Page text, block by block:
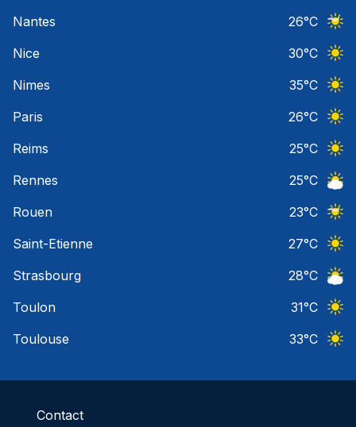
Nantes
26°C
Nice
30°C
Nimes
35°C
Paris
26°C
Reims
25°C
Rennes
25°C
Rouen
23°C
Saint-Etienne
27°C
Strasbourg
28°C
Toulon
31°C
Toulouse
33°C
Contact